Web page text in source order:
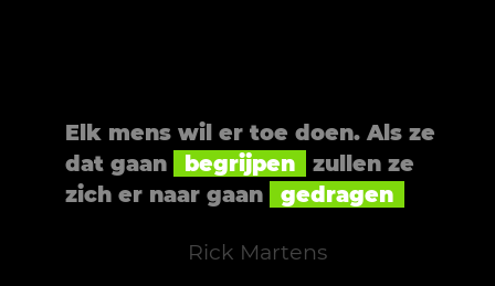
Elk mens wil er toe doen. Als ze
dat gaan
begrijpen
zullen ze
zich er naar gaan
gedragen
Rick Martens